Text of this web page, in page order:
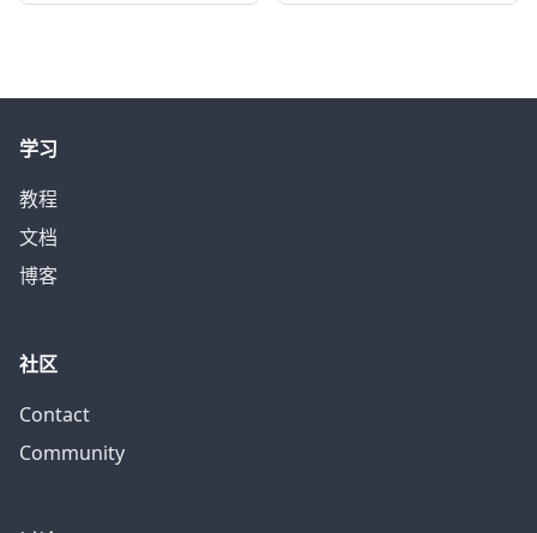
学习
教程
文档
博客
社区
Contact
Community